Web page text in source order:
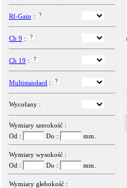
Rf-Gain :
Ch 9 :
Ch 19 :
Multistandard :
Wycofany :
Wymiary szerokość :
Od :
Do : mm.
Wymiary wysokość :
Od :
Do : mm.
Wymiary głebokość :